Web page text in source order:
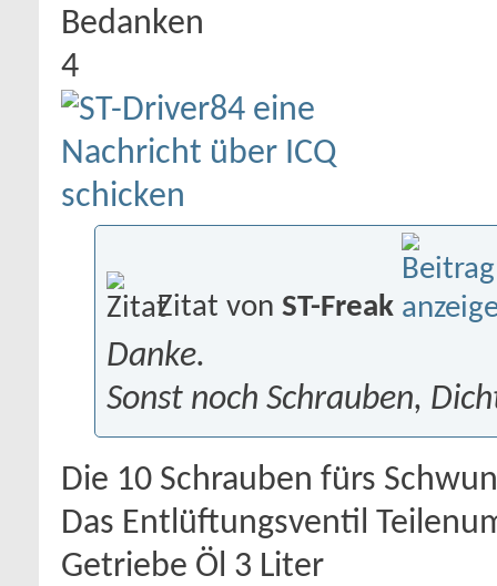
Bedanken
4
Zitat von ST-Freak
Danke.
Sonst noch Schrauben,
Die 10 Schrauben fürs
Das Entlüftungsventil
Getriebe Öl 3 Liter